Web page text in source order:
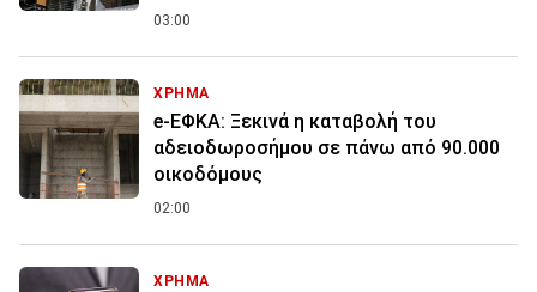
03:00
ΧΡΗΜΑ
e-ΕΦΚΑ: Ξεκινά η καταβολή του
αδειοδωροσήμου σε πάνω από 90.000
οικοδόμους
02:00
ΧΡΗΜΑ